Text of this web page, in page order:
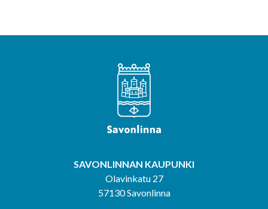
SAVONLINNAN KAUPUNKI
Olavinkatu 27
57130 Savonlinna